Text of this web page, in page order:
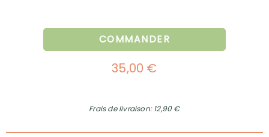
COMMANDER
35,00 €
Frais de livraison: 12,90 €